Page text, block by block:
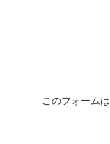
このフォーム